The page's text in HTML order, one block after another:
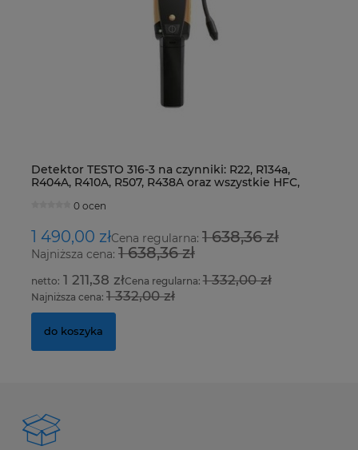
Detektor TESTO 316-3 na czynniki: R22, R134a,
R404A, R410A, R507, R438A oraz wszystkie HFC,
0 ocen
1 490,00 złCena regularna: 1 638,36 zł
Najniższa cena: 1 638,36 zł
1 211,38 złCena regularna:1 332,00 zł
Najniższa cena: 1 332,00 zł
do koszyka